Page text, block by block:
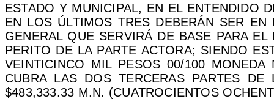
ESTADO Y MUNICIPAL, EN EL ENTENDIDO
EN LOS ÚLTIMOS TRES DEBERÁN SER
GENERAL QUE SERVIRÁ DE BASE PARA
PERITO DE LA PARTE ACTORA; SIENDO
VEINTICINCO MIL PESOS 00/100
CUBRA LAS DOS TERCERAS PARTES
$483,333.33 M.N. (CUATROCIENTOS